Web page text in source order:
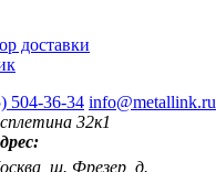
доставки
504-36-34 info@metallink.ru
32к1
ш. Фрезер, д.